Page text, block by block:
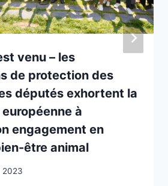
venu – les
de protection des
députés exhortent la
à
engagement en
être animal
2023